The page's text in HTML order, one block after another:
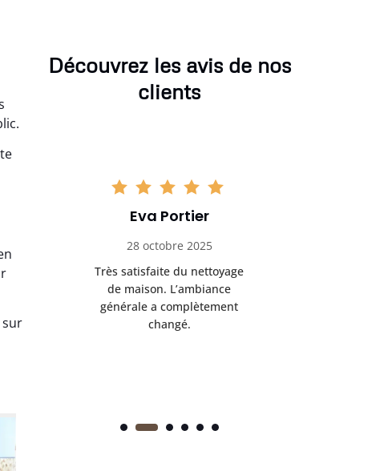
sur
Découvrez les avis de nos
clients
Eva Portier
28 octobre 2025
Très satisfaite du nettoyage
de maison. L’ambiance
générale a complètement
changé.